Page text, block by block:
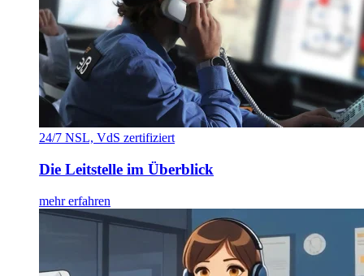
24/7 NSL, VdS zertifiziert
Die Leitstelle im Überblick
mehr erfahren